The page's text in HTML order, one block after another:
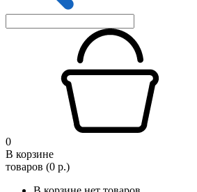
0
В корзине
товаров (0 р.)